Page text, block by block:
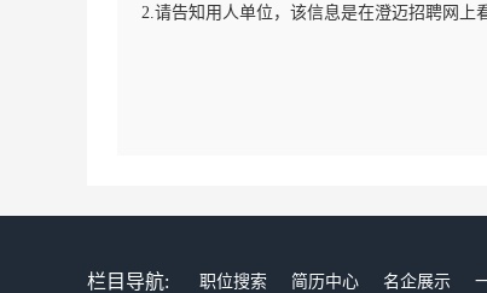
2.请告知用人单位，该信息是在澄迈招聘网上
栏目导航: 职位搜索 简历中心 名企展示